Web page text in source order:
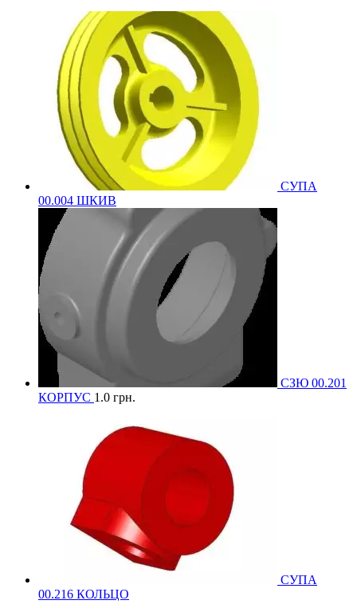
СУПА
00.004 ШКИВ
СЗЮ 00.201
КОРПУС 1.0 грн.
СУПА
00.216 КОЛЬЦО